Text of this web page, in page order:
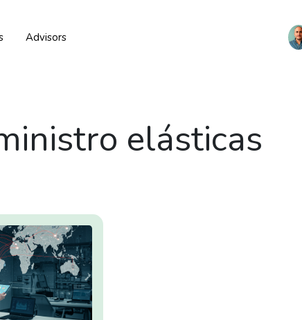
Advisors
elásticas